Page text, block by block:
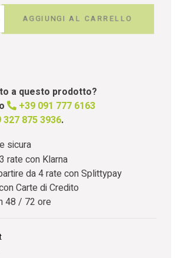
AGGIUNGI AL CARRELLO
a questo prodotto?
+39 091 777 6163
327 875 3936.
sicura
rate con Klarna
da 4 rate con Splittypay
Carte di Credito
48 / 72 ore